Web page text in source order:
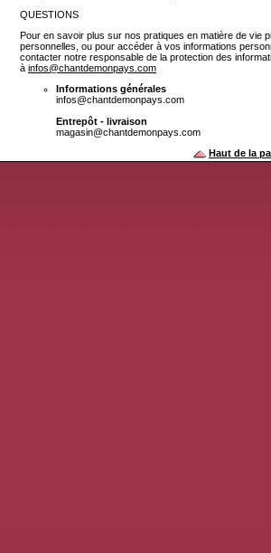
QUESTIONS
Pour en savoir plus sur nos pratiques en matière de vie
personnelles, ou pour accéder à vos informations
contacter notre responsable de la protection des
à infos@chantdemonpays.com
Informations générales
infos@chantdemonpays.com
Entrepôt - livraison
magasin@chantdemonpays.com
Haut de la